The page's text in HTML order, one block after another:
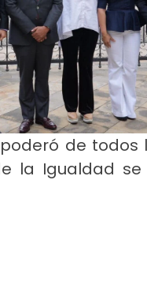
de todos
la Igualdad